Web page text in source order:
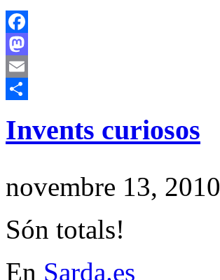
Facebook
Mastodon
Email
Invents curiosos
novembre 13, 2010
Són totals!
En Sarda.es